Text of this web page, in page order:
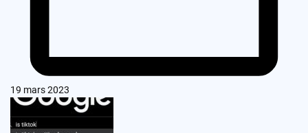
19 mars 2023